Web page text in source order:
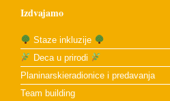
Izdvajamo
Staze inkluzije
Deca u prirodi
Planinarskieradionice i predavanja
Team building